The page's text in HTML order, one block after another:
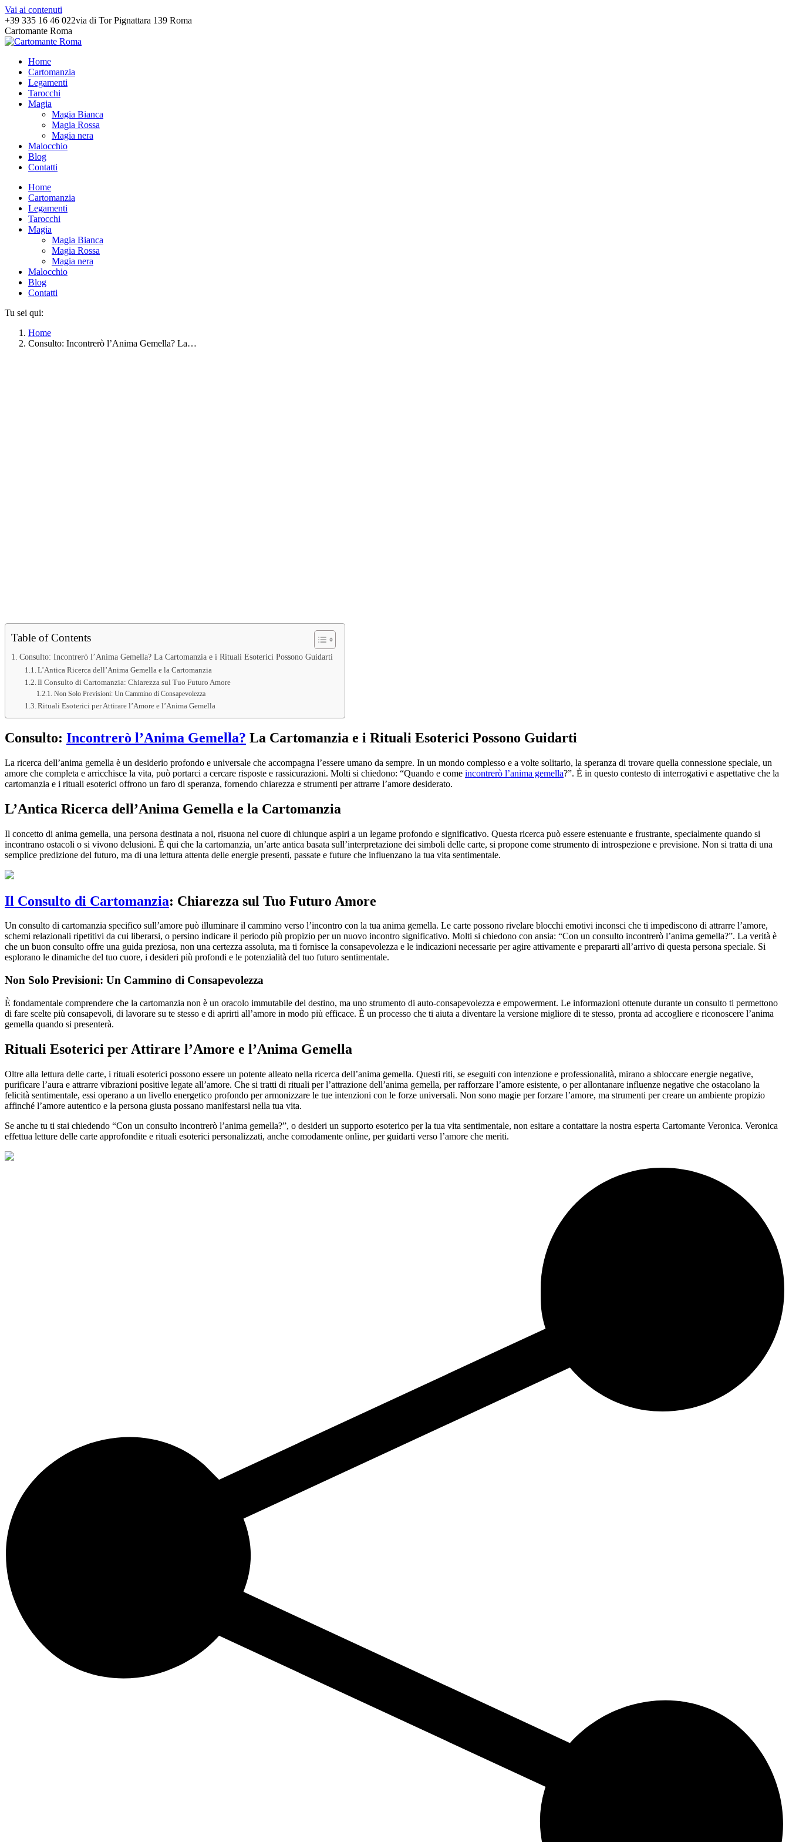
Vai ai contenuti
+39 335 16 46 022via di Tor Pignattara 139 Roma
Cartomante Roma
Home
Cartomanzia
Legamenti
Tarocchi
Magia
Magia Bianca
Magia Rossa
Magia nera
Malocchio
Blog
Contatti
Home
Cartomanzia
Legamenti
Tarocchi
Magia
Magia Bianca
Magia Rossa
Magia nera
Malocchio
Blog
Contatti
Tu sei qui:
Home
Consulto: Incontrerò l’Anima Gemella? La…
Table of Contents
Consulto: Incontrerò l’Anima Gemella? La Cartomanzia e i Rituali Esoterici Possono Guidarti
L’Antica Ricerca dell’Anima Gemella e la Cartomanzia
Il Consulto di Cartomanzia: Chiarezza sul Tuo Futuro Amore
Non Solo Previsioni: Un Cammino di Consapevolezza
Rituali Esoterici per Attirare l’Amore e l’Anima Gemella
Consulto: Incontrerò l’Anima Gemella? La Cartomanzia e i Rituali Esoterici Possono Guidarti
La ricerca dell’anima gemella è un desiderio profondo e universale che accompagna l’essere umano da sempre. In un mondo complesso e a volte solitario, la speranza di trovare quella connessione speciale, un
amore che completa e arricchisce la vita, può portarci a cercare risposte e rassicurazioni. Molti si chiedono: “Quando e come incontrerò l’anima gemella?”. È in questo contesto di interrogativi e aspettative che la
cartomanzia e i rituali esoterici offrono un faro di speranza, fornendo chiarezza e strumenti per attrarre l’amore desiderato.
L’Antica Ricerca dell’Anima Gemella e la Cartomanzia
Il concetto di anima gemella, una persona destinata a noi, risuona nel cuore di chiunque aspiri a un legame profondo e significativo. Questa ricerca può essere estenuante e frustrante, specialmente quando si
incontrano ostacoli o si vivono delusioni. È qui che la cartomanzia, un’arte antica basata sull’interpretazione dei simboli delle carte, si propone come strumento di introspezione e previsione. Non si tratta di una
semplice predizione del futuro, ma di una lettura attenta delle energie presenti, passate e future che influenzano la tua vita sentimentale.
Il Consulto di Cartomanzia: Chiarezza sul Tuo Futuro Amore
Un consulto di cartomanzia specifico sull’amore può illuminare il cammino verso l’incontro con la tua anima gemella. Le carte possono rivelare blocchi emotivi inconsci che ti impediscono di attrarre l’amore,
schemi relazionali ripetitivi da cui liberarsi, o persino indicare il periodo più propizio per un nuovo incontro significativo. Molti si chiedono con ansia: “Con un consulto incontrerò l’anima gemella?”. La verità è
che un buon consulto offre una guida preziosa, non una certezza assoluta, ma ti fornisce la consapevolezza e le indicazioni necessarie per agire attivamente e prepararti all’arrivo di questa persona speciale. Si
esplorano le dinamiche del tuo cuore, i desideri più profondi e le potenzialità del tuo futuro sentimentale.
Non Solo Previsioni: Un Cammino di Consapevolezza
È fondamentale comprendere che la cartomanzia non è un oracolo immutabile del destino, ma uno strumento di auto-consapevolezza e empowerment. Le informazioni ottenute durante un consulto ti permettono
di fare scelte più consapevoli, di lavorare su te stesso e di aprirti all’amore in modo più efficace. È un processo che ti aiuta a diventare la versione migliore di te stesso, pronta ad accogliere e riconoscere l’anima
gemella quando si presenterà.
Rituali Esoterici per Attirare l’Amore e l’Anima Gemella
Oltre alla lettura delle carte, i rituali esoterici possono essere un potente alleato nella ricerca dell’anima gemella. Questi riti, se eseguiti con intenzione e professionalità, mirano a sbloccare energie negative,
purificare l’aura e attrarre vibrazioni positive legate all’amore. Che si tratti di rituali per l’attrazione dell’anima gemella, per rafforzare l’amore esistente, o per allontanare influenze negative che ostacolano la
felicità sentimentale, essi operano a un livello energetico profondo per armonizzare le tue intenzioni con le forze universali. Non sono magie per forzare l’amore, ma strumenti per creare un ambiente propizio
affinché l’amore autentico e la persona giusta possano manifestarsi nella tua vita.
Se anche tu ti stai chiedendo “Con un consulto incontrerò l’anima gemella?”, o desideri un supporto esoterico per la tua vita sentimentale, non esitare a contattare la nostra esperta Cartomante Veronica. Veronica
effettua letture delle carte approfondite e rituali esoterici personalizzati, anche comodamente online, per guidarti verso l’amore che meriti.